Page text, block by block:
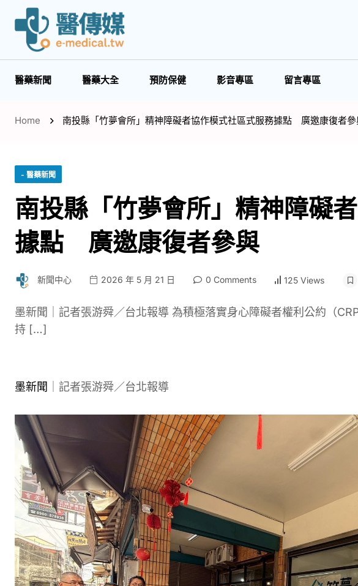
醫藥新聞 醫藥大全 預防保健 影音專區 留言專區
Home 南投縣「竹夢會所」精神障礙者協作模式社區式服務據點 廣邀康復者參
- 醫藥新聞
南投縣「竹夢會所」精神障礙
據點 廣邀康復者參與
新聞中心 2026 年 5 月 21 日 0 Comments 125 Views
墨新聞｜記者張游舜／台北報導 為積極落實身心障礙者權利公約（
持 […]
墨新聞 ｜記者張游舜／台北報導